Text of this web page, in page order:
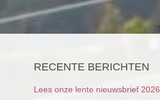
RECENTE BERICHTEN
Lees onze lente nieuwsbrief 2026